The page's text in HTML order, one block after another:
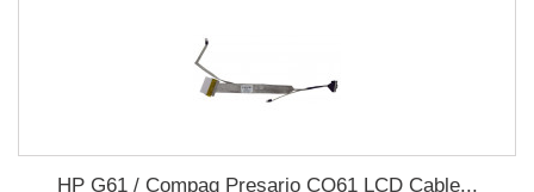
HP G61 / Compaq Presario CQ61 LCD Cable...